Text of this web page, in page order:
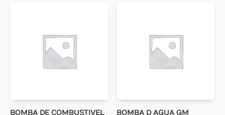
BOMBA DE COMBUSTIVEL
BOMBA D AGUA GM